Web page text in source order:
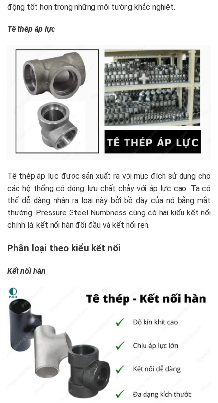
động tốt hơn trong những môi tường khắc nghiệt.
Tê thép áp lực
Tê thép áp lực được sản xuất ra với mục đích sử dụng cho
các hệ thống có dòng lưu chất chảy với áp lực cao. Ta có
thể dễ dàng nhận ra loại này bởi bề dày của nó bằng mắt
thường. Pressure Steel Numbness cũng có hai kiểu kết nối
chính là: kết nối hàn đối đầu và kết nối ren.
Phân loại theo kiểu kết nối
Kết nối hàn